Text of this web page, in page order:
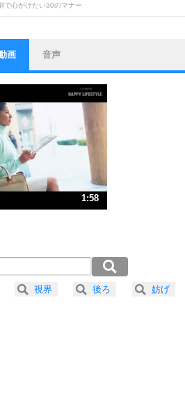
で心がけたい30のマナー
ス対策
比べない。
のこと、他人を見ない。
しない人になる30の方法
考
ィブになれない原因は、行動しないから。
ブ思考になる30の方法
ス対策
なんとかなるもの。
きる30の方法
きい人は、怒りを優しさで表現する。
画 音声
1:58
秒）
秒）
秒）
視界 後ろ 妨げ